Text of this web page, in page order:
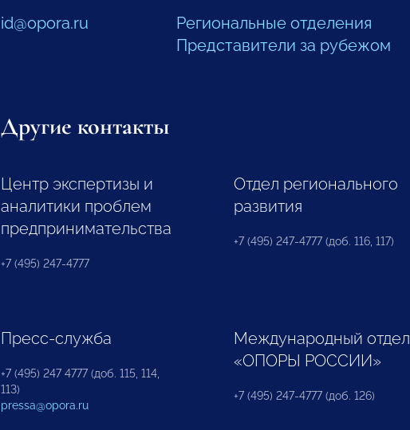
id@opora.ru
Региональные отделения
Представители за рубежом
Другие контакты
Центр экспертизы и
аналитики проблем
предпринимательства
+7 (495) 247-4777
Отдел регионального
развития
+7 (495) 247-4777 (доб. 116, 117)
Пресс-служба
+7 (495) 247 4777 (доб. 115, 114,
113)
pressa@opora.ru
Международный отдел
«ОПОРЫ РОССИИ»
+7 (495) 247-4777 (доб. 126)